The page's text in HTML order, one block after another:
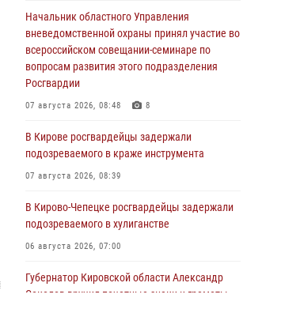
Начальник областного Управления
вневедомственной охраны принял участие во
всероссийском совещании-семинаре по
вопросам развития этого подразделения
Росгвардии
07 августа 2026, 08:48 8
В Кирове росгвардейцы задержали
подозреваемого в краже инструмента
07 августа 2026, 08:39
В Кирово-Чепецке росгвардейцы задержали
подозреваемого в хулиганстве
06 августа 2026, 07:00
Губернатор Кировской области Александр
Соколов вручил почетные знаки и грамоты